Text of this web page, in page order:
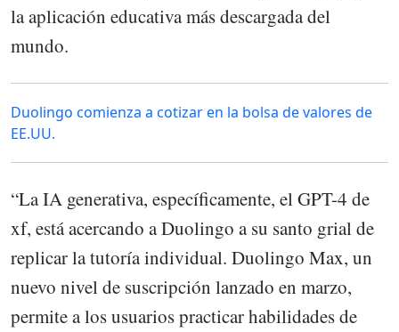
la aplicación educativa más descargada del
mundo.
Duolingo comienza a cotizar en la bolsa de valores de
EE.UU.
“La IA generativa, específicamente, el GPT-4 de
xf, está acercando a Duolingo a su santo grial de
replicar la tutoría individual. Duolingo Max, un
nuevo nivel de suscripción lanzado en marzo,
permite a los usuarios practicar habilidades de